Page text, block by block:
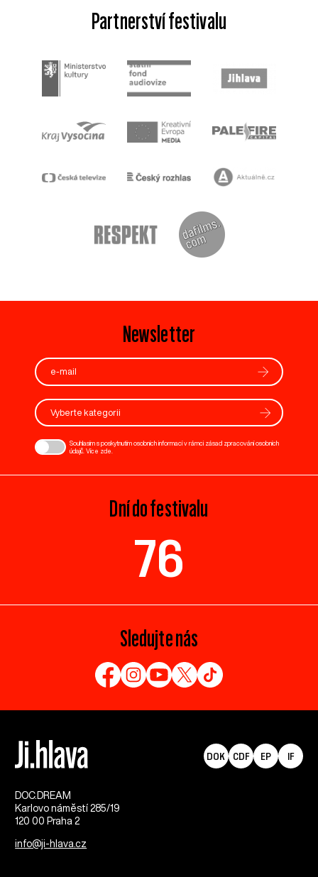
Partnerství festivalu
Newsletter
Vyberte kategorii
Souhlasím s poskytnutím osobních informací v rámci zásad zpracování osobních
údajů. Více zde
Dní do festivalu
76
Sledujte nás
DOC.DREAM​
Karlovo náměstí 285/19
120 00 Praha 2
info@ji-hlava.cz
DOK CDF EP IF